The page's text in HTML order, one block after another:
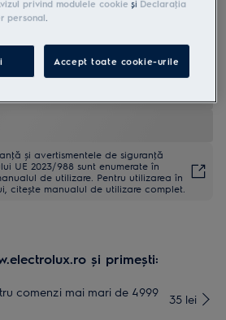
permite ușii să se deschidă cu
și avertismentele de siguranţă
UE 2023/988 sunt enumerate în
de utilizare. Pentru utilizarea în
citește manualul de utilizare complet.
și primești:
comenzi mai mari de 4999
35 lei
privind modulele cookie și Declaraţia
personal.
Accept toate cookie-urile